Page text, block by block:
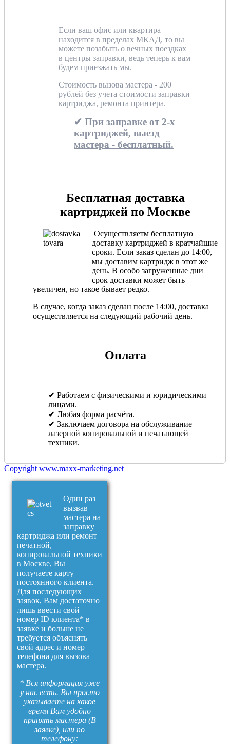
Если ваш офис или квартира
находится в пределах МКАД, то вы
можете позабыть о вечных поездках
в центры заправки, ведь теперь к вам
будем приезжать мы.
Стоимость вызова мастера - 200
рублей без учета стоимости заправки
картриджа, ремонта принтера.
✔ При заправке от 2-х
картриджей, выезд
мастера - бесплатный.
Бесплатная доставка
картриджей по Москве
Осуществляетм бесплатную
доставку картриджей в кратчайшие
сроки. Если заказ сделан до 14:00,
мы доставим картридж в этот же
день. В особо загруженные дни
срок доставки может быть
увеличен, но такое бывает редко.
В случае, когда заказ сделан после 14:00, доставка
осуществляется на следующий рабочий день.
Оплата
✔ Работаем с физическими и юридическими
лицами.
✔ Любая форма расчёта.
✔ Заключаем договора на обслуживание
лазерной копировальной и печатающей
техники.
Copyright www.maxx-marketing.net
Один раз
вызвав
мастера на
заправку
картриджа или ремонт
печатной,
копировальной техники
в Москве, Вы
получаете карту
постоянного клиента.
Для последующих
заявок, Вам достаточно
лишь ввести свой
номер ID клиента* в
заявке и больше не
требуется объяснять
свой адрес и номер
телефона для вызова
мастера.
* Вся информация уже
у нас есть. Вы просто
указываете на какое
время Вам удобно
принять мастера (В
заявке), или по
телефону: